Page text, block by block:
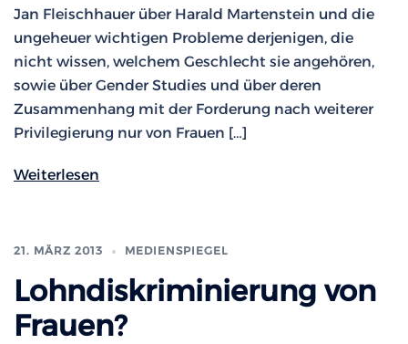
Jan Fleischhauer über Harald Martenstein und die
ungeheuer wichtigen Probleme derjenigen, die
nicht wissen, welchem Geschlecht sie angehören,
sowie über Gender Studies und über deren
Zusammenhang mit der Forderung nach weiterer
Privilegierung nur von Frauen […]
Weiterlesen
21. MÄRZ 2013 MEDIENSPIEGEL
Lohndiskriminierung von
Frauen?